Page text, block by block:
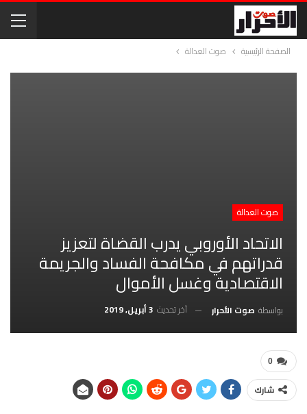
الصفحة الرئيسية صوت العدالة
صوت العدالة
الاتحاد الأوروبي يدرب القضاة لتعزيز
قدراتهم في مكافحة الفساد والجريمة
الاقتصادية وغسل الأموال
بواسطة صوت الأحرار آخر تحديث 3 أبريل, 2019
0
شارك